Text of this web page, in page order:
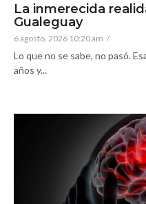
La inmerecida
Gualeguay
6 agosto, 2026 10:20 am /
Lo que no se sabe, no pasó.
años y...